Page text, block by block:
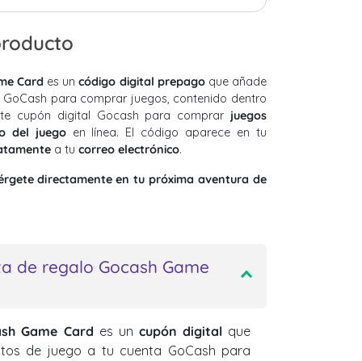
Cardes uncódigo digital prepagoque añade
para comprar juegos, contenido dentro
cupón digital Gocash para comprar juegos
del juegoen línea. El código aparece en tu
a tu correo electrónico.
directamente en tu próxima aventura de
de regalo Gocash Game
Game Card es un cupón digitalque
de juego a tu cuenta GoCash para